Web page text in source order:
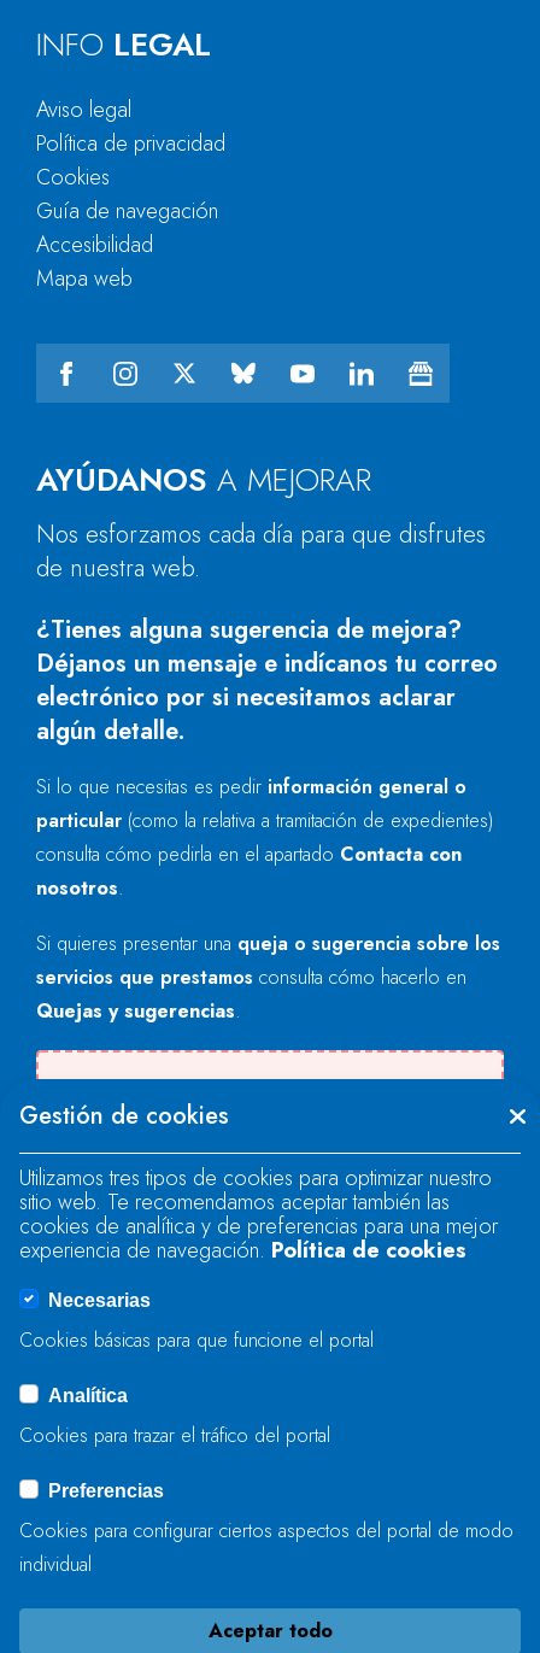
AYÚDANOS A MEJORAR
Nos esforzamos cada día para que disfrutes
de nuestra web.
¿Tienes alguna sugerencia de mejora?
Déjanos un mensaje e indícanos tu correo
electrónico por si necesitamos aclarar
algún detalle.
Si lo que necesitas es pedir información general o
particular (como la relativa a tramitación de expedientes)
consulta cómo pedirla en el apartado Contacta con
nosotros.
Si quieres presentar una queja o sugerencia sobre los
servicios que prestamos consulta cómo hacerlo en
Quejas y sugerencias.
"text".
Se produjo un error al cargar el campo
"text".
Se produjo un error al cargar el campo
ENVIAR
INFO LEGAL
Aviso legal
Política de privacidad
Cookies
Guía de navegación
Accesibilidad
Mapa web
Gestión de cookies
Utilizamos tres tipos de cookies para optimizar nuestro
sitio web. Te recomendamos aceptar también las
cookies de analítica y de preferencias para una mejor
experiencia de navegación. Política de cookies
Necesarias
Cookies básicas para que funcione el portal
Analítica
Cookies para trazar el tráfico del portal
Preferencias
Cookies para configurar ciertos aspectos del portal de modo
individual
Aceptar todo